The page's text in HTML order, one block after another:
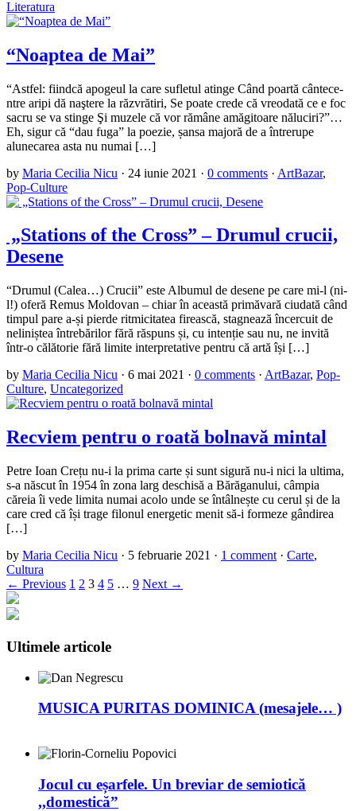
Literatura
“Noaptea de Mai”
“Astfel: fiindcă apogeul la care sufletul atinge Când poartă cântece-
ntre aripi dă naştere la răzvrătiri, Se poate crede că vreodată ce e foc
sacru se va stinge Şi muzele că vor rămâne amăgitoare năluciri?”…
Eh, sigur că “dau fuga” la poezie, șansa majoră de a întrerupe
alunecarea asta nu numai […]
by Maria Cecilia Nicu · 24 iunie 2021 · 0 comments · ArtBazar,
Pop-Culture
„Stations of the Cross” – Drumul crucii,
Desene
“Drumul (Calea…) Crucii” este Albumul de desene pe care mi-l (ni-
l!) oferă Remus Moldovan – chiar în această primăvară ciudată când
timpul pare a-și pierde ritmicitatea firească, stagnează încercuit de
neliniștea întrebărilor fără răspuns și, cu intenție sau nu, ne invită
într-o călătorie fără limite interpretative pentru că artă își […]
by Maria Cecilia Nicu · 6 mai 2021 · 0 comments · ArtBazar, Pop-
Culture, Uncategorized
Recviem pentru o roată bolnavă mintal
Petre Ioan Crețu nu-i la prima carte și sunt sigură nu-i nici la ultima,
s-a născut în 1954 în zona larg deschisă a Bărăganului, câmpia
căreia îi vede limita numai acolo unde se întâlnește cu cerul și de la
care cred că își trage filonul energetic menit să-i formeze gândirea
[…]
by Maria Cecilia Nicu · 5 februarie 2021 · 1 comment · Carte,
Cultura
← Previous 1 2 3 4 5 … 9 Next →
Ultimele articole
MUSICA PURITAS DOMINICA (mesajele… )
Jocul cu eșarfele. Un breviar de semiotică
,,domestică”